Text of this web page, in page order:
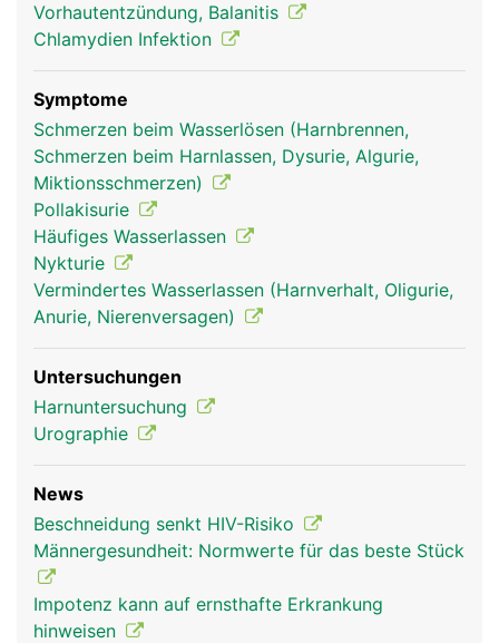
Vorhautentzündung, Balanitis
Chlamydien Infektion
Symptome
Schmerzen beim Wasserlösen (Harnbrennen,
Schmerzen beim Harnlassen, Dysurie, Algurie,
Miktionsschmerzen)
Pollakisurie
Häufiges Wasserlassen
Nykturie
Vermindertes Wasserlassen (Harnverhalt, Oligurie,
Anurie, Nierenversagen)
Untersuchungen
Harnuntersuchung
Urographie
News
Beschneidung senkt HIV-Risiko
Männergesundheit: Normwerte für das beste Stück
Impotenz kann auf ernsthafte Erkrankung
hinweisen